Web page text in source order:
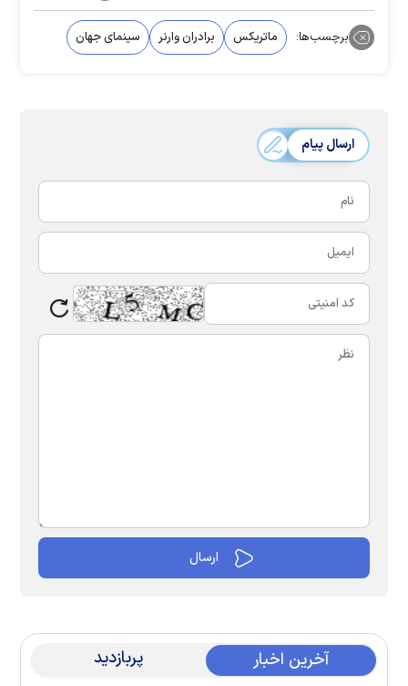
برچسب‌ها: ماتریکس برادران وارنر سینمای جهان
ارسال پیام
آخرین اخبار پربازدید